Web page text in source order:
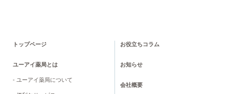
トップページ
ユーアイ薬局とは
- ユーアイ薬局について
お役立ちコラム
お知らせ
会社概要